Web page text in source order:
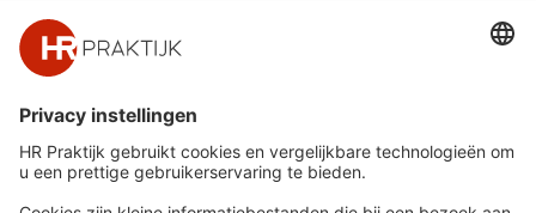
‘Ondersteuning Werkgevers Inzet
Statushouders’. Deze subsidie is bedoeld voor
extra begeleiding, zoals het leren van vaktaal
Snel naar Meer